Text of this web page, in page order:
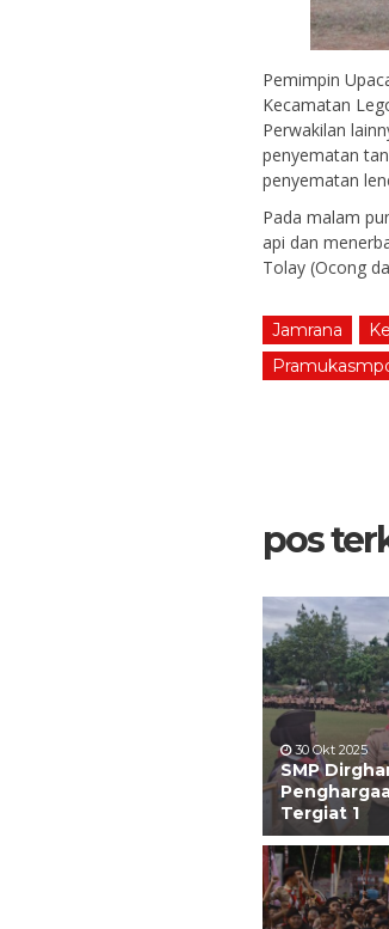
Pemimpin
Kecamatan
Perwakilan
penyematan
penyematan
Pada malam
api dan
Tolay (Ocong
Jamrana
pos
30 Okt 2025
SMP
Tergiat 1